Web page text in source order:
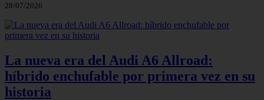
28/07/2026
La nueva era del Audi A6 Allroad:
híbrido enchufable por primera vez en su
historia